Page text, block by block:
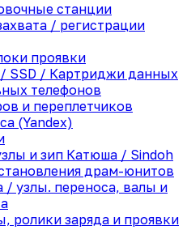
станции
/ регистрации
проявки
SSD / Картриджи данных
телефонов
и переплетчиков
(Yandex)
и зип Катюша / Sindoh
драм-юнитов
/ узлы. переноса, валы и
ролики заряда и проявки